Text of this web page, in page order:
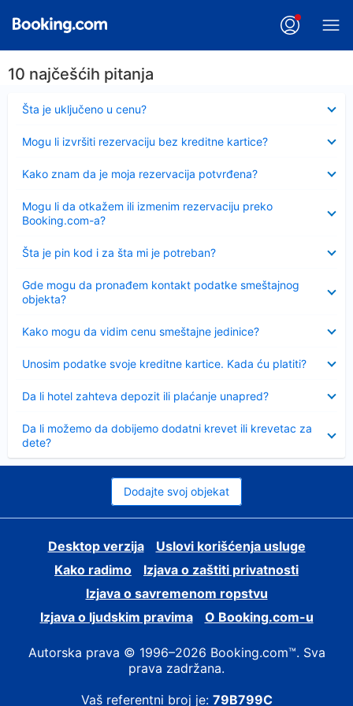
10 najčešćih pitanja
Šta je uključeno u cenu?
Sažeto
Mogu li izvršiti rezervaciju bez kreditne kartice?
Kako znam da je moja rezervacija potvrđena?
Mogu li da otkažem ili izmenim rezervaciju preko
Booking.com-a?
Šta je pin kod i za šta mi je potreban?
Sažeto
Gde mogu da pronađem kontakt podatke smeštajnog
objekta?
Kako mogu da vidim cenu smeštajne jedinice?
Unosim podatke svoje kreditne kartice. Kada ću platiti?
Da li hotel zahteva depozit ili plaćanje unapred?
Da li možemo da dobijemo dodatni krevet ili krevetac za
dete?
Dodajte svoj objekat
Desktop verzija
Uslovi korišćenja usluge
Kako radimo
Izjava o zaštiti privatnosti
Izjava o savremenom ropstvu
Izjava o ljudskim pravima
О Booking.com-u
Autorska prava © 1996–2026 Booking.com™. Sva
prava zadržana.
Vaš referentni broj je: 79B799C